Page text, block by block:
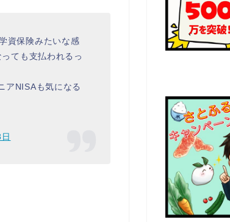
資保険みたいな感
ても支払われるっ
アNISAも気になる